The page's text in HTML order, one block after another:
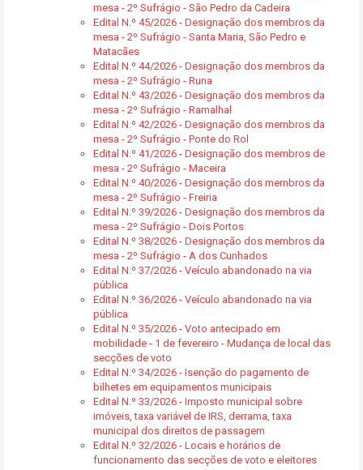
mesa - 2º Sufrágio - São Pedro da Cadeira
Edital N.º 45/2026 - Designação dos membros da
mesa - 2º Sufrágio - Santa Maria, São Pedro e
Matacães
Edital N.º 44/2026 - Designação dos membros da
mesa - 2º Sufrágio - Runa
Edital N.º 43/2026 - Designação dos membros da
mesa - 2º Sufrágio - Ramalhal
Edital N.º 42/2026 - Designação dos membros da
mesa - 2º Sufrágio - Ponte do Rol
Edital N.º 41/2026 - Designação dos membros de
mesa - 2º Sufrágio - Maceira
Edital N.º 40/2026 - Designação dos membros da
mesa - 2º Sufrágio - Freiria
Edital N.º 39/2026 - Designação dos membros da
mesa - 2º Sufrágio - Dois Portos
Edital N.º 38/2026 - Designação dos membros da
mesa - 2º Sufrágio - A dos Cunhados
Edital N.º 37/2026 - Veículo abandonado na via
pública
Edital N.º 36/2026 - Veículo abandonado na via
pública
Edital N.º 35/2026 - Voto antecipado em
mobilidade - 1 de fevereiro - Mudança de local das
secções de voto
Edital N.º 34/2026 - Isenção do pagamento de
bilhetes em equipamentos municipais
Edital N.º 33/2026 - Imposto municipal sobre
imóveis, taxa variável de IRS, derrama, taxa
municipal dos direitos de passagem
Edital N.º 32/2026 - Locais e horários de
funcionamento das secções de voto e eleitores